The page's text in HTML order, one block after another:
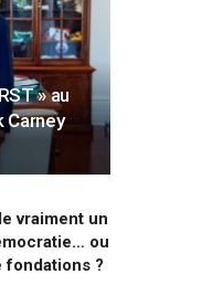
» au
Carney
vraiment un
ou
fondations ?